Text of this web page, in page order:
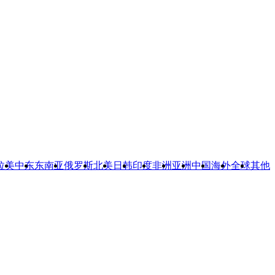
美中东东南亚俄罗斯北美 日韩印度非洲 亚洲中国海外全球其他